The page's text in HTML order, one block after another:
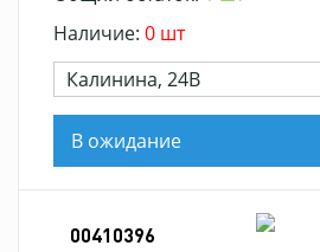
Наличие: 0 шт
Калинина, 24В
В ожидание
00410396